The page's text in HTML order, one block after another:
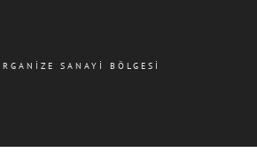
SANAYI BÖLGESI